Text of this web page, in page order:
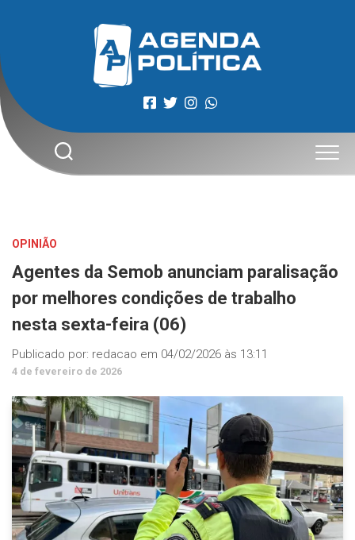
OPINIÃO
Agentes da Semob anunciam paralisação
por melhores condições de trabalho
nesta sexta-feira (06)
Publicado por: redacao em 04/02/2026 às 13:11
4 de fevereiro de 2026